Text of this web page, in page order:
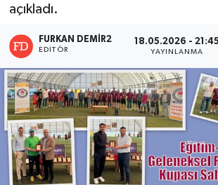
açıkladı.
FURKAN DEMİR2
EDITÖR
18.05.2026 - 21:45
YAYINLANMA